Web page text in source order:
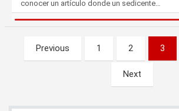
conocer un artículo donde un sedicente…
Paginación
de
Previous 1 2 3
Next